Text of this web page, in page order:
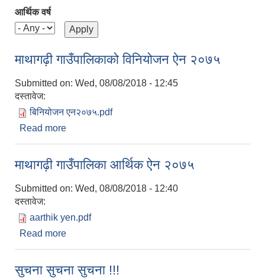
आर्थिक वर्ष
माथागढ़ी गाउँपालिकाको विनियोजन ऐन २०७५
Submitted on: Wed, 08/08/2018 - 12:45
दस्तावेज:
बिनियोजन एन२०७५.pdf
Read more
माथागढ़ी गाउँपालिका आर्थिक ऐन २०७५
Submitted on: Wed, 08/08/2018 - 12:40
दस्तावेज:
aarthik yen.pdf
Read more
सुचना सुचना सुचना !!!